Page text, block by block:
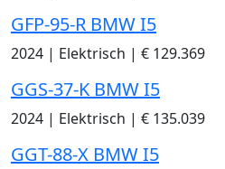
GFP-95-R BMW I5
2024 | Elektrisch | € 129.369
GGS-37-K BMW I5
2024 | Elektrisch | € 135.039
GGT-88-X BMW I5